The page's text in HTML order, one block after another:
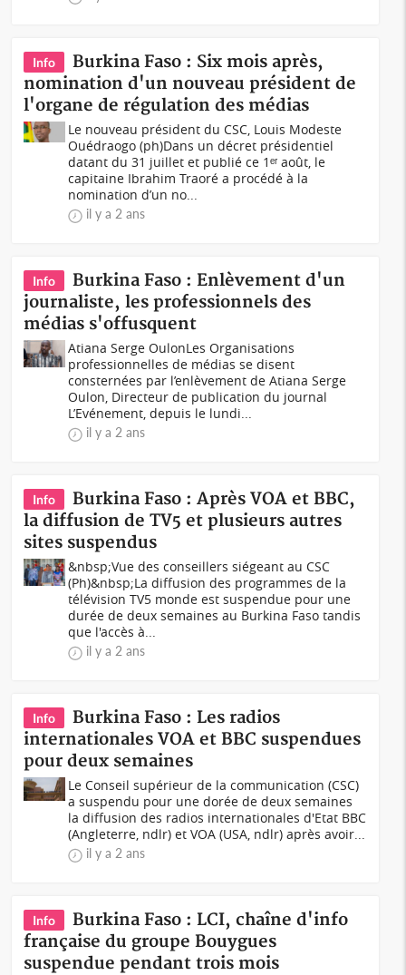
Info
Burkina Faso : Six mois après,
nomination d'un nouveau président de
l'organe de régulation des médias
Le nouveau président du CSC, Louis Modeste
Ouédraogo (ph)Dans un décret présidentiel
datant du 31 juillet et publié ce 1ᵉʳ août, le
capitaine Ibrahim Traoré a procédé à la
nomination d’un no...
il y a 2 ans
Info
Burkina Faso : Enlèvement d'un
journaliste, les professionnels des
médias s'offusquent
Atiana Serge OulonLes Organisations
professionnelles de médias se disent
consternées par l’enlèvement de Atiana Serge
Oulon, Directeur de publication du journal
L’Evénement, depuis le lundi...
il y a 2 ans
Info
Burkina Faso : Après VOA et BBC,
la diffusion de TV5 et plusieurs autres
sites suspendus
&nbsp;Vue des conseillers siégeant au CSC
(Ph)&nbsp;La diffusion des programmes de la
télévision TV5 monde est suspendue pour une
durée de deux semaines au Burkina Faso tandis
que l'accès à...
il y a 2 ans
Info
Burkina Faso : Les radios
internationales VOA et BBC suspendues
pour deux semaines
Le Conseil supérieur de la communication (CSC)
a suspendu pour une dorée de deux semaines
la diffusion des radios internationales d'Etat BBC
(Angleterre, ndlr) et VOA (USA, ndlr) après avoir...
il y a 2 ans
Info
Burkina Faso : LCI, chaîne d'info
française du groupe Bouygues
suspendue pendant trois mois